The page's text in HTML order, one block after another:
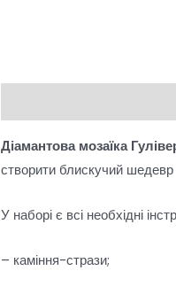
Діамантова мозаїка
створити блискучий
У наборі є всі необхідні
– каміння-стрази;